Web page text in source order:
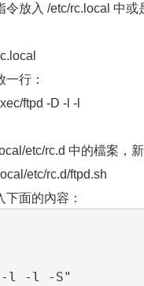
放入 /etc/rc.local 中或
行：
ftpd -D -l -l
etc/rc.d 中的檔案，新
etc/rc.d/ftpd.sh
面的內容：
l -l -S"